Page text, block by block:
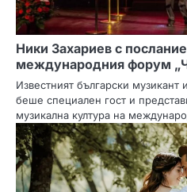
Ники Захариев с
международния форум
Известният български
беше специален гост и
музикална култура на